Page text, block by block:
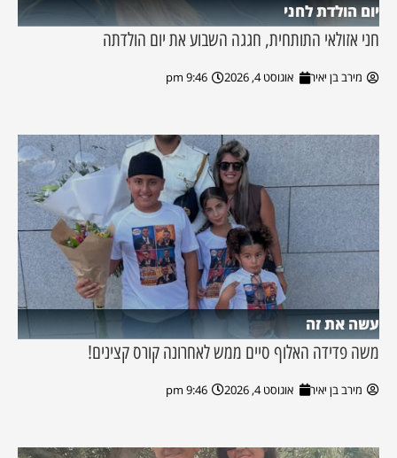
יום הולדת לחני
חני אזולאי התותחית, חגגה השבוע את יום הולדתה
מירב בן יאיר אוגוסט 4, 2026 9:46 pm
עשה את זה
משה פדידה האלוף סיים ממש לאחרונה קורס קצינים!
מירב בן יאיר אוגוסט 4, 2026 9:46 pm